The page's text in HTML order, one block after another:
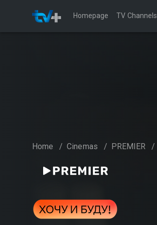
Homepage TV Channels
Home / Cinemas / PREMIER /